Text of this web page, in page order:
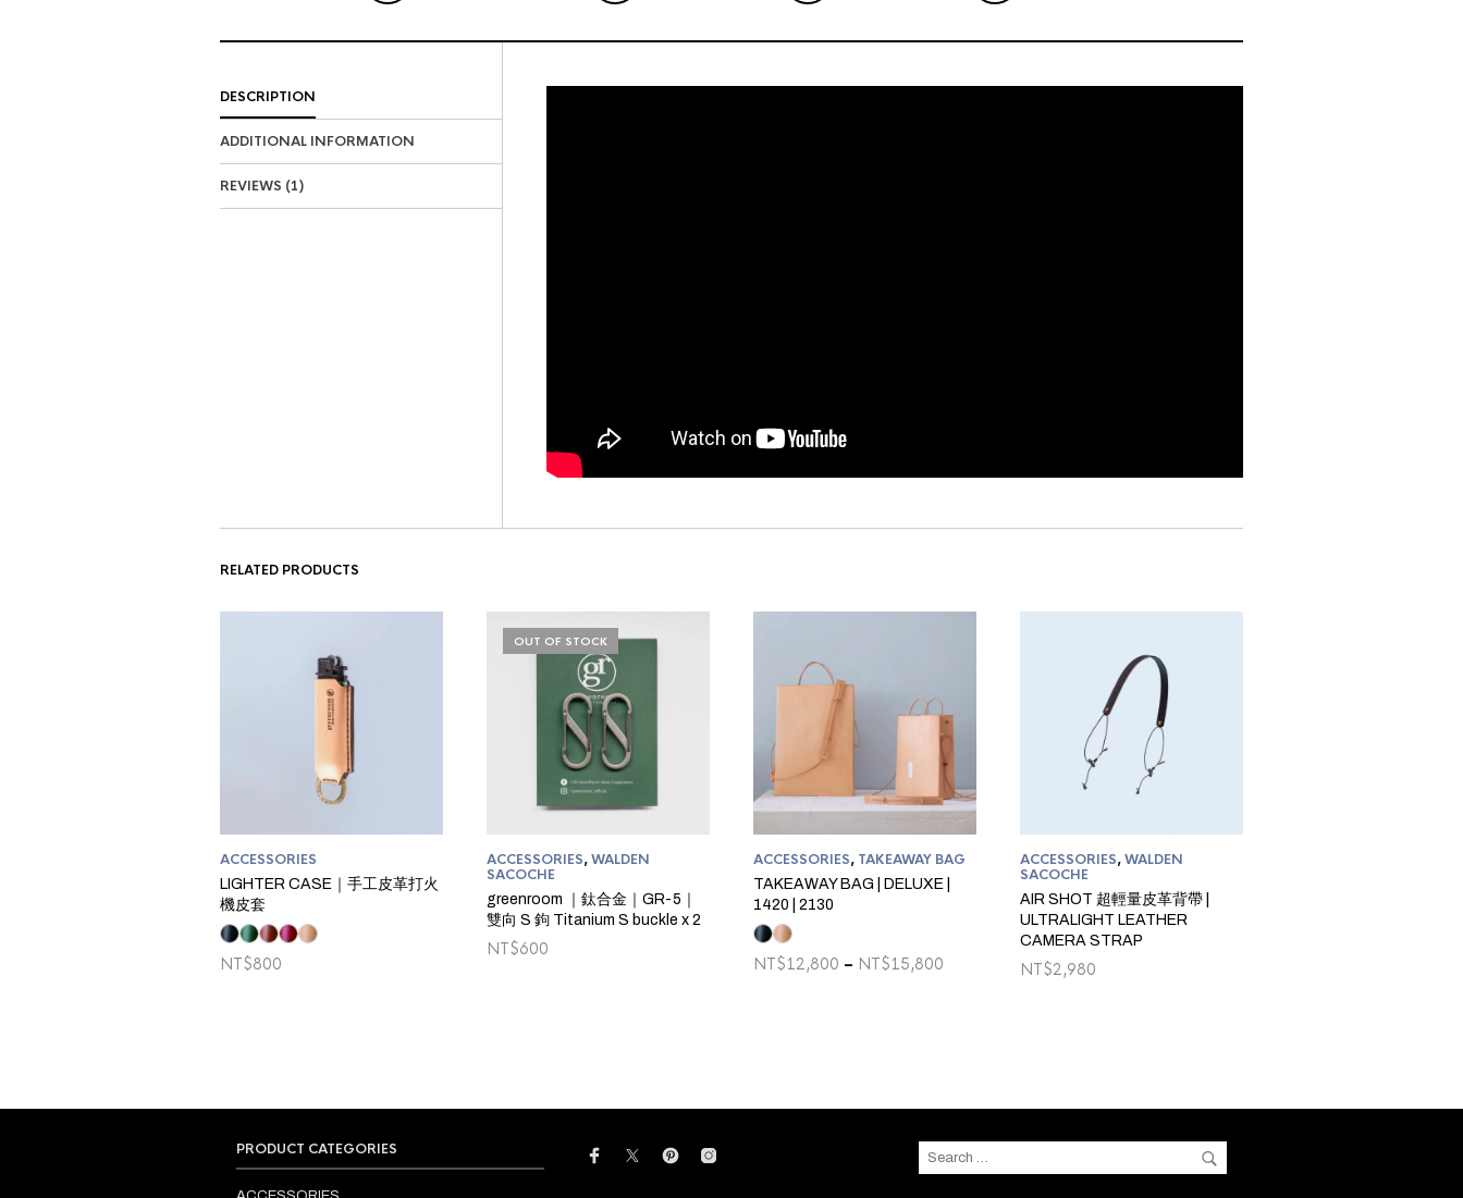
DESCRIPTION
ADDITIONAL INFORMATION
REVIEWS (1)
RELATED PRODUCTS
ACCESSORIES
LIGHTER CASE｜手工皮革打火
機皮套
NT$800
OUT OF STOCK
ACCESSORIES,WALDEN
SACOCHE
greenroom ｜鈦合金｜GR-5｜
雙向 S 鉤 Titanium S buckle x 2
NT$600
ACCESSORIES, TAKEAWAY BAG
TAKEAWAY BAG | DELUXE |
1420 | 2130
NT$12,800 – NT$15,800
ACCESSORIES,WALDEN
SACOCHE
AIR SHOT 超輕量皮革背帶 |
ULTRALIGHT LEATHER
CAMERA STRAP
NT$2,980
PRODUCT CATEGORIES